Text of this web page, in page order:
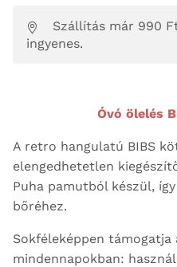
Szállítás már 990
ingyenes.
Óvó ölelés
A retro hangulatú BIBS
elengedhetetlen
Puha pamutból készül,
bőréhez.
Sokféleképpen
mindennapokban: